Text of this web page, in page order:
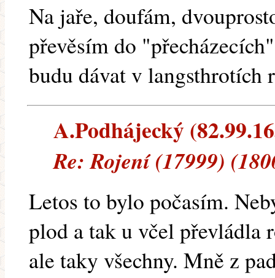
Na jaře, doufám,
převěsím do
budu dávat v langsthrotích
A.Podhájecký
Re: Rojení (17999)
Letos to bylo počasím.
plod a tak u včel převládla
ale taky všechny. Mně z